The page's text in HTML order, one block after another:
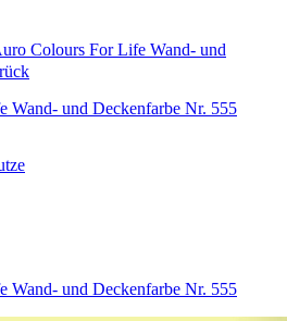
Colours For Life Wand- und
Wand- und Deckenfarbe Nr. 555
Wand- und Deckenfarbe Nr. 555